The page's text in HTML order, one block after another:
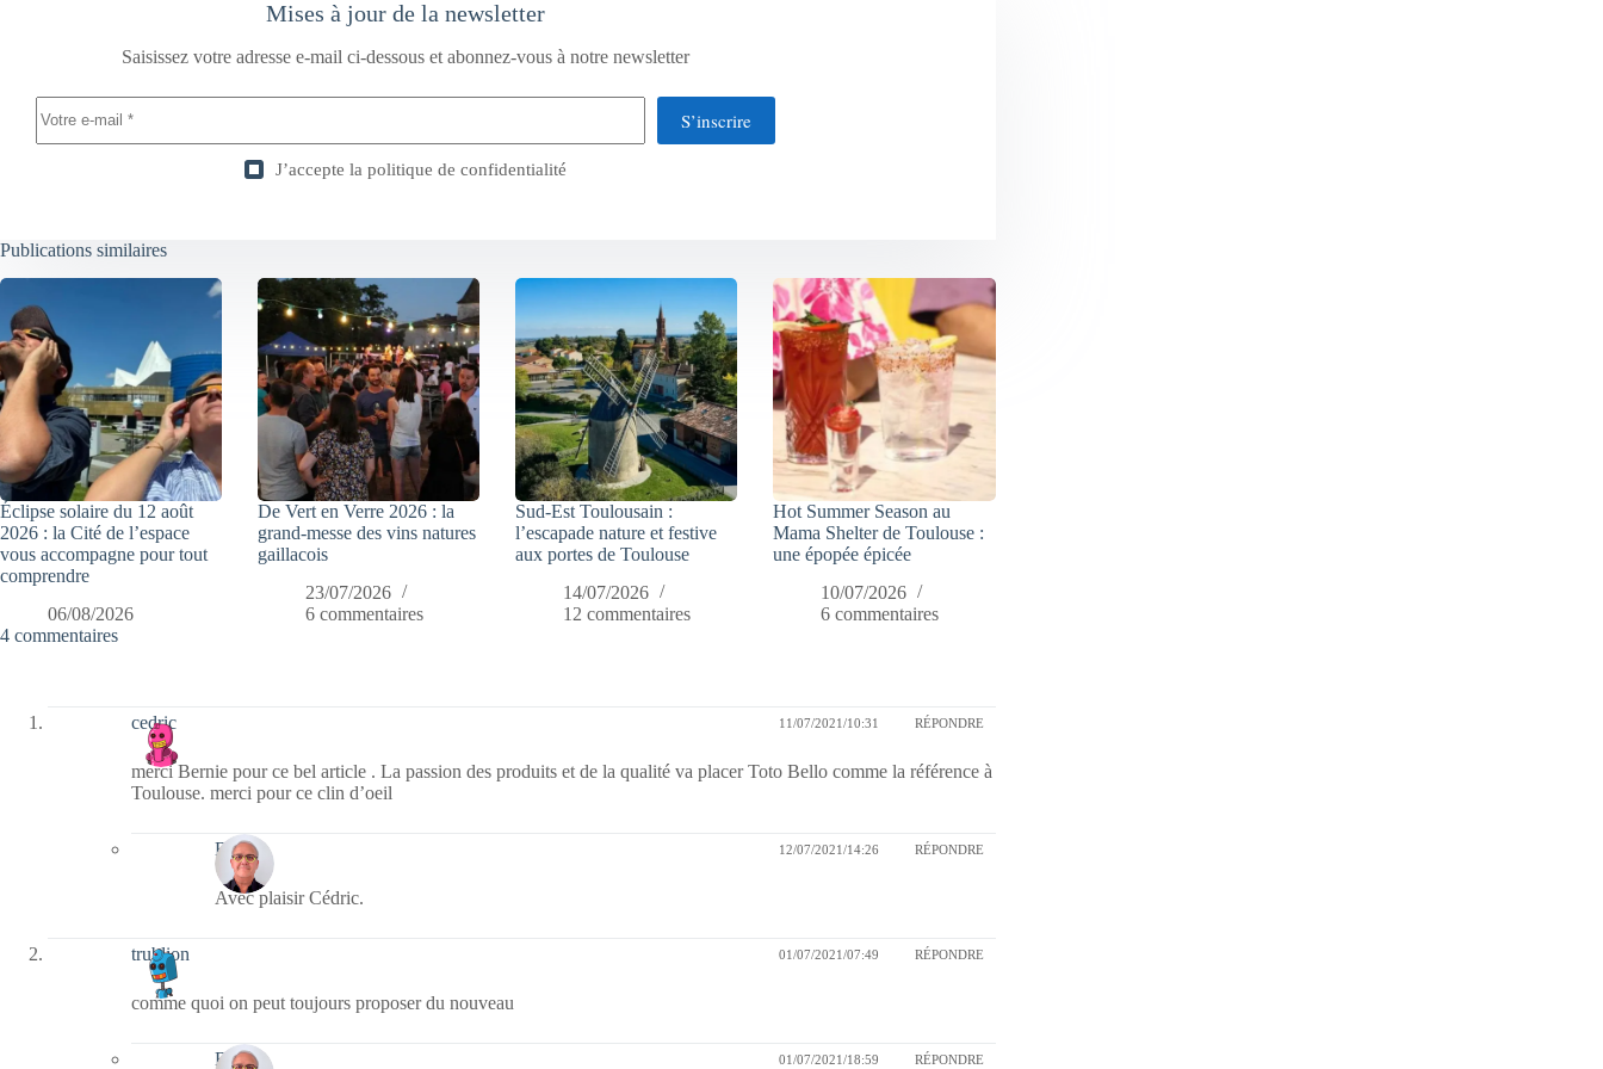
Mises à jour de la newsletter
Saisissez votre adresse e-mail ci-dessous et abonnez-vous à notre newsletter
S’inscrire
J’accepte la politique de confidentialité
Publications similaires
Éclipse solaire du 12 août
2026 : la Cité de l’espace
vous accompagne pour tout
comprendre
06/08/2026
De Vert en Verre 2026 : la
grand-messe des vins natures
gaillacois
23/07/2026
6 commentaires
Sud-Est Toulousain :
l’escapade nature et festive
aux portes de Toulouse
14/07/2026
12 commentaires
Hot Summer Season au
Mama Shelter de Toulouse :
une épopée épicée
10/07/2026
6 commentaires
4 commentaires
cedric 11/07/2021/10:31 RÉPONDRE
merci Bernie pour ce bel article . La passion des produits et de la qualité va placer Toto Bello comme la référence à
Toulouse. merci pour ce clin d’oeil
Bernie 12/07/2021/14:26 RÉPONDRE
Avec plaisir Cédric.
trublion 01/07/2021/07:49 RÉPONDRE
comme quoi on peut toujours proposer du nouveau
Bernie 01/07/2021/18:59 RÉPONDRE